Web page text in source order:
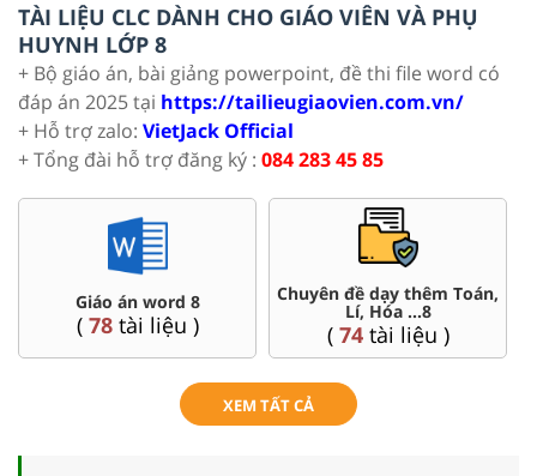
TÀI LIỆU CLC DÀNH CHO GIÁO VIÊN VÀ PHỤ
HUYNH LỚP 8
+ Bộ giáo án, bài giảng powerpoint, đề thi file word có
đáp án 2025 tại https://tailieugiaovien.com.vn/
+ Hỗ trợ zalo: VietJack Official
+ Tổng đài hỗ trợ đăng ký : 084 283 45 85
Giáo án word 8
( 78tài liệu )
Chuyên đề dạy thêm Toán,
Lí, Hóa ...8
( 74tài liệu )
XEM TẤT CẢ